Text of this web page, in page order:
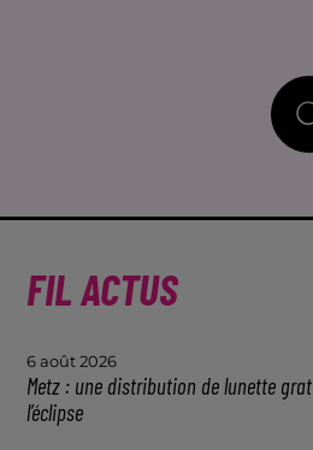
FIL ACTUS
6 août 2026
Metz : une distribution de lunette
l’éclipse